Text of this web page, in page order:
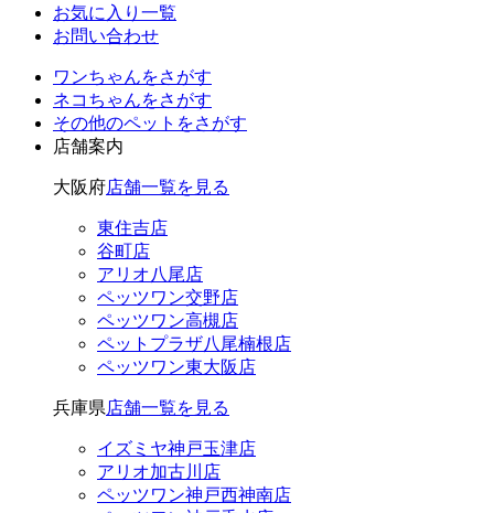
お気に入り一覧
お問い合わせ
ワンちゃんをさがす
ネコちゃんをさがす
その他のペット をさがす
店舗案内
大阪府店舗一覧を見る
東住吉店
谷町店
アリオ八尾店
ペッツワン交野店
ペッツワン高槻店
ペットプラザ八尾楠根店
ペッツワン東大阪店
兵庫県店舗一覧を見る
イズミヤ神戸玉津店
アリオ加古川店
ペッツワン神戸西神南店